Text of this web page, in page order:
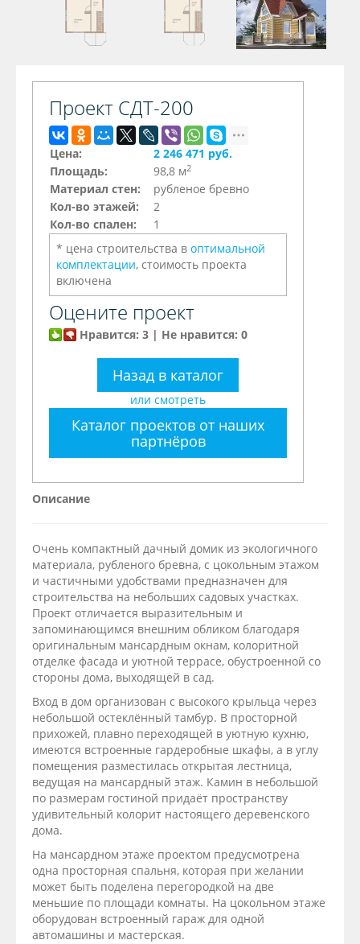
Проект СДТ-200
Цена:
2 246 471 руб.
Площадь:
98,8 м2
Материал стен:
рубленое бревно
Кол-во этажей:
2
Кол-во спален:
1
* цена строительства в оптимальной
комплектации, стоимость проекта
включена
Оцените проект
Нравится: 3 | Не нравится: 0
Назад в каталог
или смотреть
Каталог проектов от наших
партнёров
Описание
Очень компактный дачный домик из экологичного
материала, рубленого бревна, с цокольным этажом
и частичными удобствами предназначен для
строительства на небольших садовых участках.
Проект отличается выразительным и
запоминающимся внешним обликом благодаря
оригинальным мансардным окнам, колоритной
отделке фасада и уютной террасе, обустроенной со
стороны дома, выходящей в сад.
Вход в дом организован с высокого крыльца через
небольшой остеклённый тамбур. В просторной
прихожей, плавно переходящей в уютную кухню,
имеются встроенные гардеробные шкафы, а в углу
помещения разместилась открытая лестница,
ведущая на мансардный этаж. Камин в небольшой
по размерам гостиной придаёт пространству
удивительный колорит настоящего деревенского
дома.
На мансардном этаже проектом предусмотрена
одна просторная спальня, которая при желании
может быть поделена перегородкой на две
меньшие по площади комнаты. На цокольном этаже
оборудован встроенный гараж для одной
автомашины и мастерская.